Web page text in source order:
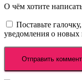
О чём хотите
Поставьте
уведомления о новых